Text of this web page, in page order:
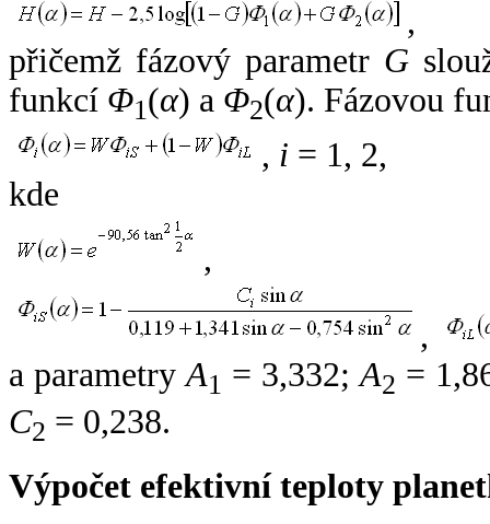
,
přičemž fázový parametr G
funkcí Φ1(α) a Φ2(α). Fázovou
, i = 1, 2,
kde
,
,
a parametryA1 = 3,332;A2 =
C2 = 0,238.
Výpočet efektivní teploty